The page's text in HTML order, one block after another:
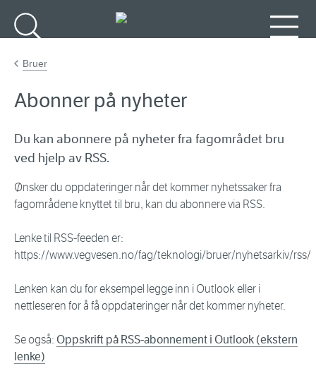
Bruer
Abonner på nyheter
Du kan abonnere på nyheter fra fagområdet bru
ved hjelp av RSS.
Ønsker du oppdateringer når det kommer nyhetssaker fra
fagområdene knyttet til bru, kan du abonnere via RSS.
Lenke til RSS-feeden er:
https://www.vegvesen.no/fag/teknologi/bruer/nyhetsarkiv/rss/
Lenken kan du for eksempel legge inn i Outlook eller i
nettleseren for å få oppdateringer når det kommer nyheter.
Se også: Oppskrift på RSS-abonnement i Outlook (ekstern
lenke)